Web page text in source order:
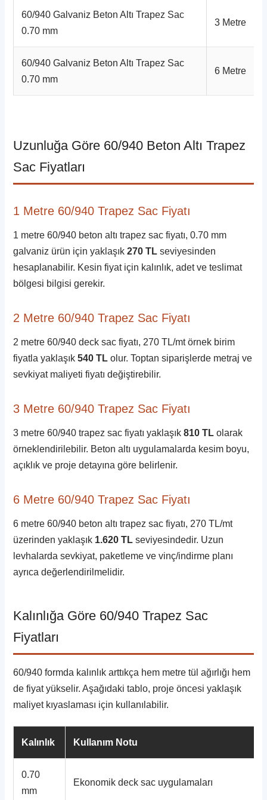
60/940 Galvaniz Beton Altı Trapez Sac
0.70 mm
3 Metre
60/940 Galvaniz Beton Altı Trapez Sac
0.70 mm
6 Metre
Uzunluğa Göre 60/940 Beton Altı Trapez
Sac Fiyatları
1 Metre 60/940 Trapez Sac Fiyatı
1 metre 60/940 beton altı trapez sac fiyatı, 0.70 mm
galvaniz ürün için yaklaşık270 TL seviyesinden
hesaplanabilir. Kesin fiyat için kalınlık, adet ve teslimat
bölgesi bilgisi gerekir.
2 Metre 60/940 Trapez Sac Fiyatı
2 metre 60/940 deck sac fiyatı, 270 TL/mt örnek birim
fiyatla yaklaşık540 TL olur. Toptan siparişlerde metraj ve
sevkiyat maliyeti fiyatı değiştirebilir.
3 Metre 60/940 Trapez Sac Fiyatı
3 metre 60/940 trapez sac fiyatı yaklaşık810 TL olarak
örneklendirilebilir. Beton altı uygulamalarda kesim boyu,
açıklık ve proje detayına göre belirlenir.
6 Metre 60/940 Trapez Sac Fiyatı
6 metre 60/940 beton altı trapez sac fiyatı, 270 TL/mt
üzerinden yaklaşık 1.620 TL seviyesindedir. Uzun
levhalarda sevkiyat, paketleme ve vinç/indirme planı
ayrıca değerlendirilmelidir.
Kalınlığa Göre 60/940 Trapez Sac
Fiyatları
60/940 formda kalınlık arttıkça hem metre tül ağırlığı hem
de fiyat yükselir. Aşağıdaki tablo, proje öncesi yaklaşık
maliyet kıyaslaması için kullanılabilir.
Kalınlık Kullanım Notu
0.70
mm
Ekonomik deck sac uygulamaları